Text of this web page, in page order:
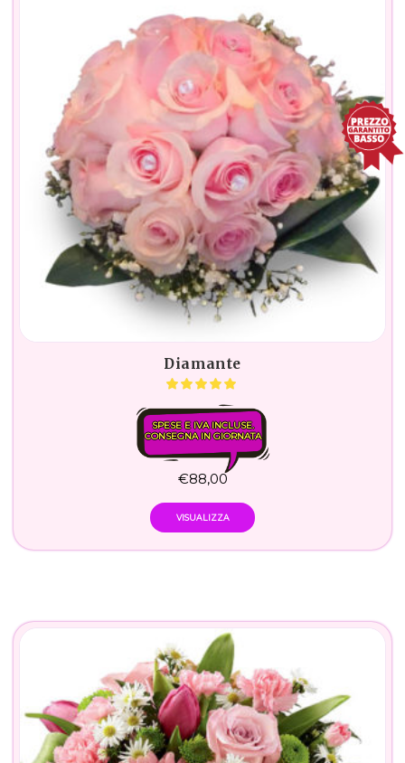
Diamante
SPESE E IVA INCLUSE.
CONSEGNA IN GIORNATA
€88,00
VISUALIZZA